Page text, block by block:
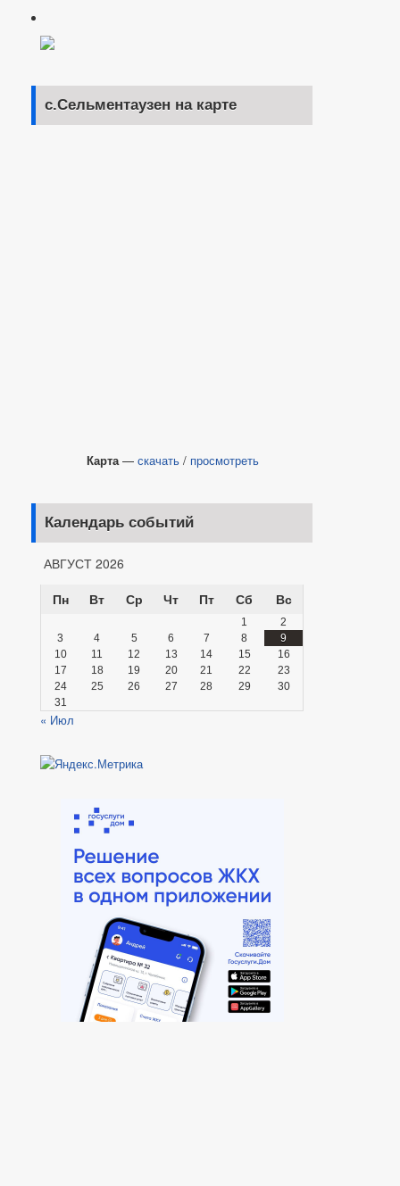
с.Сельментаузен на карте
Карта — скачать / просмотреть
Календарь событий
АВГУСТ 2026
Пн
Вт Ср Чт Пт Сб Вс
1
2
3
4 5 6 7 8
9
10
11 12 13 14 15
16
17
18 19 20 21 22
23
24
25 26 27 28 29
30
31
« Июл